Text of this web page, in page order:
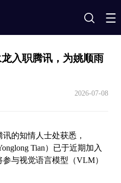
搜
入职腾讯，为姚顺雨
2026-07-08
的知情人士处获悉，
Tian）已于近期加入
与视觉语言模型（VLM）